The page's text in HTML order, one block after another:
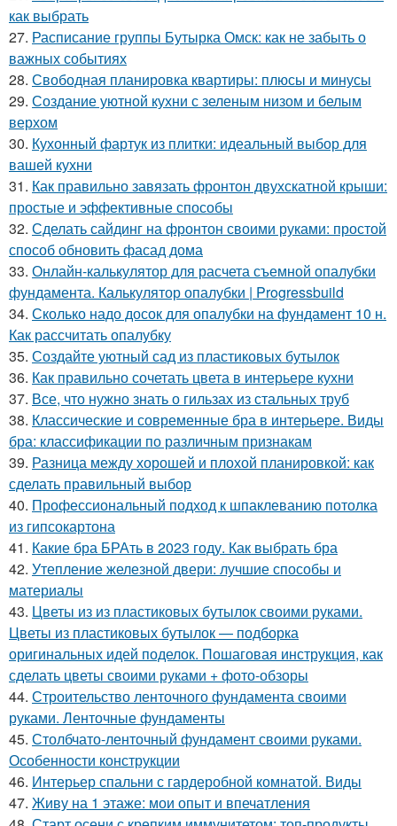
как выбрать
27. Расписание группы Бутырка Омск: как не забыть о
важных событиях
28. Свободная планировка квартиры: плюсы и минусы
29. Создание уютной кухни с зеленым низом и белым
верхом
30. Кухонный фартук из плитки: идеальный выбор для
вашей кухни
31. Как правильно завязать фронтон двухскатной крыши:
простые и эффективные способы
32. Сделать сайдинг на фронтон своими руками: простой
способ обновить фасад дома
33. Онлайн-калькулятор для расчета съемной опалубки
фундамента. Калькулятор опалубки | Progressbuild
34. Сколько надо досок для опалубки на фундамент 10 н.
Как рассчитать опалубку
35. Создайте уютный сад из пластиковых бутылок
36. Как правильно сочетать цвета в интерьере кухни
37. Все, что нужно знать о гильзах из стальных труб
38. Классические и современные бра в интерьере. Виды
бра: классификации по различным признакам
39. Разница между хорошей и плохой планировкой: как
сделать правильный выбор
40. Профессиональный подход к шпаклеванию потолка
из гипсокартона
41. Какие бра БРАть в 2023 году. Как выбрать бра
42. Утепление железной двери: лучшие способы и
материалы
43. Цветы из из пластиковых бутылок своими руками.
Цветы из пластиковых бутылок — подборка
оригинальных идей поделок. Пошаговая инструкция, как
сделать цветы своими руками + фото-обзоры
44. Строительство ленточного фундамента своими
руками. Ленточные фундаменты
45. Столбчато-ленточный фундамент своими руками.
Особенности конструкции
46. Интерьер спальни с гардеробной комнатой. Виды
47. Живу на 1 этаже: мои опыт и впечатления